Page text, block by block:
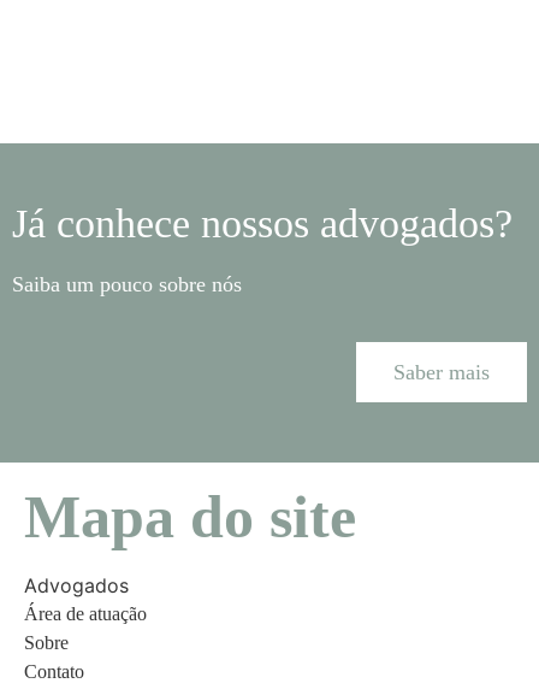
Já conhece nossos advogados?
Saiba um pouco sobre nós
Saber mais
Mapa do site
Advogados
Área de atuação
Sobre
Contato